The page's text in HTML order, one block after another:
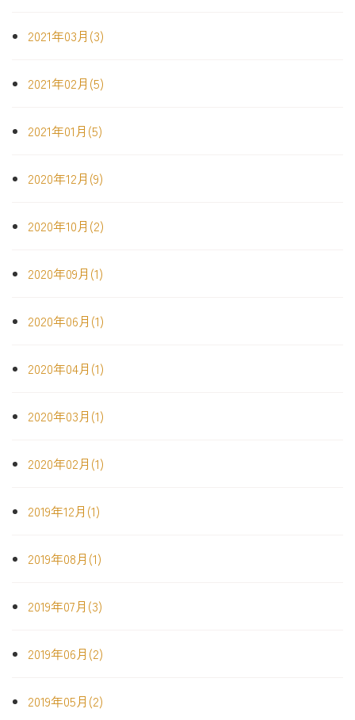
2021年03月(3)
2021年02月(5)
2021年01月(5)
2020年12月(9)
2020年10月(2)
2020年09月(1)
2020年06月(1)
2020年04月(1)
2020年03月(1)
2020年02月(1)
2019年12月(1)
2019年08月(1)
2019年07月(3)
2019年06月(2)
2019年05月(2)